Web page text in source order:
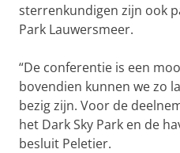
sterrenkundigen zijn ook
Park Lauwersmeer.
“De conferentie is een
bovendien kunnen we zo
bezig zijn. Voor de
het Dark Sky Park en de
besluit Peletier.